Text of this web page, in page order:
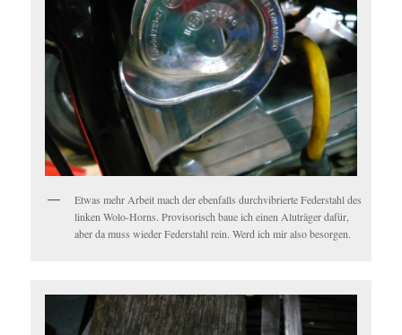
Etwas mehr Arbeit mach der ebenfalls durchvibrierte Federstahl des
linken Wolo-Horns. Provisorisch baue ich einen Aluträger dafür,
aber da muss wieder Federstahl rein. Werd ich mir also besorgen.